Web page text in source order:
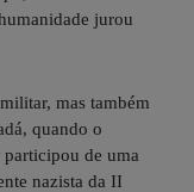
jurou
mas também
quando o
de uma
nazista da II